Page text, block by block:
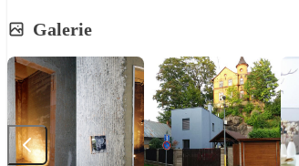
Galerie